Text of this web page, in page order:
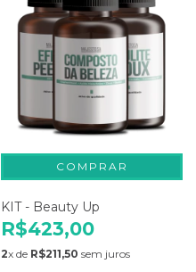
KIT - Beauty Up
R$423,00
2x de R$211,50 sem juros